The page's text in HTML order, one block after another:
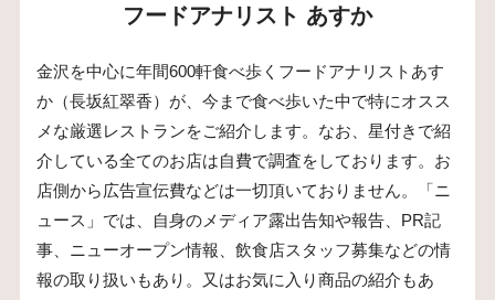
フードアナリスト あすか
金沢を中心に年間600軒食べ歩くフードアナリストあす
か（長坂紅翠香）が、今まで食べ歩いた中で特にオスス
メな厳選レストランをご紹介します。なお、星付きで紹
介している全てのお店は自費で調査をしております。お
店側から広告宣伝費などは一切頂いておりません。「ニ
ュース」では、自身のメディア露出告知や報告、PR記
事、ニューオープン情報、飲食店スタッフ募集などの情
報の取り扱いもあり。又はお気に入り商品の紹介もあ